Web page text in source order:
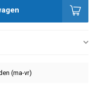
(ma-vr)